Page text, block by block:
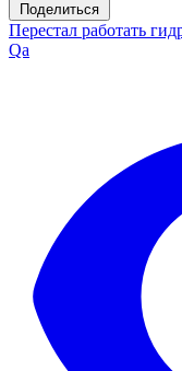
Поделиться
Перестал работать
Qa